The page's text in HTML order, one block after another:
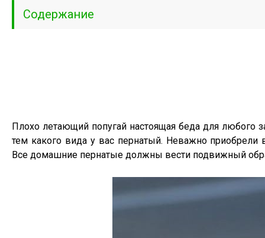
Содержание
Плохо летающий попугай настоящая беда для
тем какого вида у вас пернатый. Неважно
Все домашние пернатые должны вести подвижный